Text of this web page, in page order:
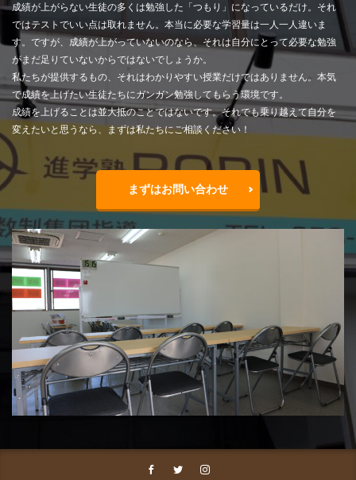
成績が上がらない生徒の多くは勉強した「つもり」になっているだけ。それ
ではテストでいい点は取れません。本当に必要な学習量は一人一人違いま
す。ですが、成績が上がっていないのなら、それは自分にとって必要な勉強
がまだ足りていないからではないでしょうか。
私たちが提供するもの、それはわかりやすい授業だけではありません。本気
で成績を上げたい生徒たちにガンガン勉強してもらう環境です。
成績を上げることは並大抵のことではないです。それでも乗り越えて自分を
変えたいと思うなら、まずは私たちにご相談ください！
まずはお問い合わせ